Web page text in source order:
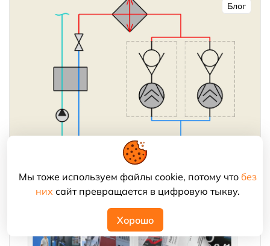
Блог
Холодильные ведомости
Мы тоже используем файлы cookie, потому что без
нихсайт превращается в цифровую тыкву.
Хорошо